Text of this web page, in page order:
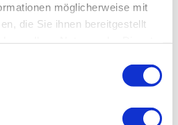
möglicherweise mit
die Sie ihnen bereitgestellt